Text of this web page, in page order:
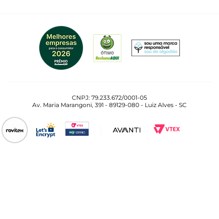
CNPJ: 79.233.672/0001-05
Av. Maria Marangoni, 391 - 89129-080 - Luiz Alves - SC